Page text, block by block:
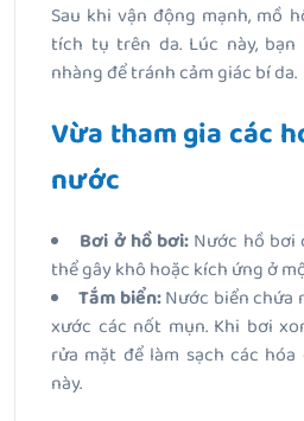
Sau khi vận động mạnh, mồ
tích tụ trên da. Lúc này,
nhàng để tránh cảm giác bí da.
Vừa tham gia các
nước
Bơi ở hồ bơi: Nước hồ bơi
thể gây khô hoặc kích ứng ở
Tắm biển:Nước biển chứa
xước các nốt mụn. Khi bơi
rửa mặt để làm sạch các
này.